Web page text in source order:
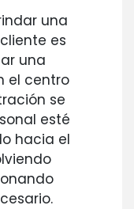
una
es
una
el centro
se
esté
hacia el